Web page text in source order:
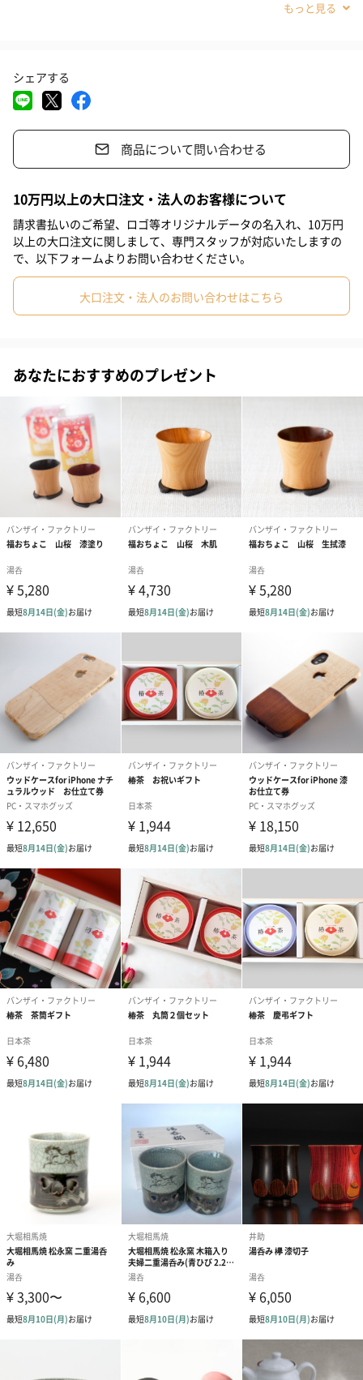
国花の指定は、「菊と山桜」です。
さくらさくら、同期の桜、これらの歌われた桜は「山桜」を指し
ています。咲いて、潔く散る、その美しさが山桜として表現され
ているようです。
「朝日に匂う山桜花」と古歌にあるように、古くから日本の花が
山桜でした。
ります。
馬蹄の理由
万事、うま（馬）く行く。交通安全・開運・金運に良く幸福を招
欧米では悪運を避けて幸福を呼び込むと伝えられています。
そしてその幸福は馬蹄の開いた所から舞い込み溜まると言われて
います。
ホースシュー（馬蹄鉄）は、西洋の国々では、悪運を避け、幸運
を呼び込んだり、魔除けのお守りとして使用されてきました。
蹄鉄の開いている部分を上にして、玄関やドアに掛けておくと幸
運が溜まると言われています。
現在も、欧米では金運のラッキーチャームに使われ、多くの人々
に親しまれています。
また、馬蹄型は風水では八角形とならんで、とても良い幸運の形
と言われています。
この馬蹄の形を蹄鉄にしておちょこの底に取り付けました。
馬産地の岩手でございます。良質の馬を育ててきました。
「南部曲がり屋」と呼ばれる家屋のスタイルは、人間と馬の密接
な関係と生活が理解出来ます。
馬蹄形の蹄鉄を装着する事により、底に重さを持たせて安定性を
高めました。
素材は岩手の南部鉄器製。伝統のあられ模様をちりばめ、マグネ
ットで装着しています。
※蹄鉄はマグネットで取り付けてありますので簡単にはずしたり
くっつけたりできます。
パッケージへのこだわり
【バンザイ・ファクトリー】
【バンザイ・ファクトリー】は岩手三陸の地場産品を使い、創意
工夫で商品を開発し製造しています。
そして「ひとりにひとつをありがとう」を伝える商品づくりを目
ただけることを目標とした加工食品の研究開発を続けてきまし
#40代
シェアする
商品について問い合わせる
10万円以上の大口注文・法人のお客様について
請求書払いのご希望、ロゴ等オリジナルデータの名入れ、10万円
以上の大口注文に関しまして、専門スタッフが対応いたしますの
で、以下フォームよりお問い合わせください。
大口注文・法人のお問い合わせはこちら
あなたにおすすめのプレゼント